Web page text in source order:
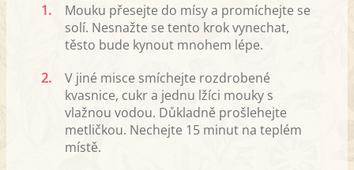
1.
Mouku přesejte do mísy a promíchejte se
solí. Nesnažte se tento krok vynechat,
těsto bude kynout mnohem lépe.
2.
V jiné misce smíchejte rozdrobené
kvasnice, cukr a jednu lžíci mouky s
vlažnou vodou. Důkladně prošlehejte
metličkou. Nechejte 15 minut na teplém
místě.